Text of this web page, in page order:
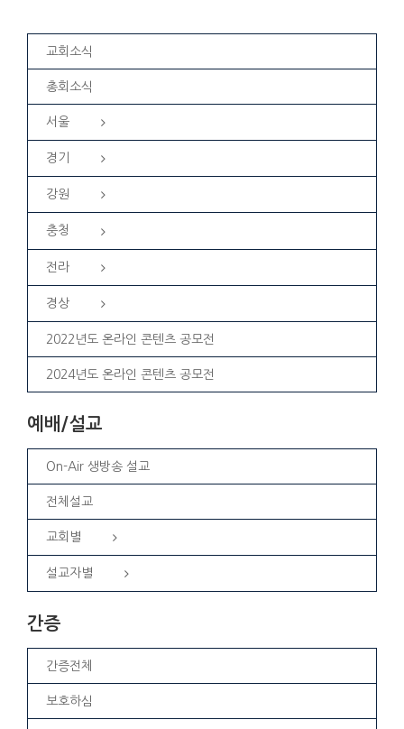
교회소식
총회소식
서울
경기
강원
충청
전라
경상
2022년도 온라인 콘텐츠 공모전
2024년도 온라인 콘텐츠 공모전
예배/설교
On-Air 생방송 설교
전체설교
교회별
설교자별
간증
간증전체
보호하심